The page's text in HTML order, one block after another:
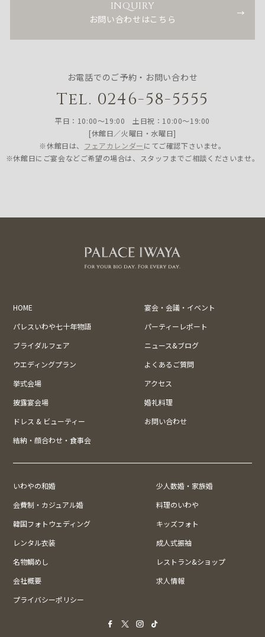
INQUIRY
お問い合わせはこちら
お電話でのご予約・お問い合わせ
Tel. 0246-58-5555
平日：10:00〜19:00 土日祝：10:00〜19:00
[休館日／火曜日・水曜日]
※休館日は、 フェアカレンダーにてご確認下さいませ。
※休館日にご宴会などご希望の場合は、スタッフまでご相談くださいませ。
HOME
宴会・会議・イベント
パレスいわや七十年物語
パーティーレポート
ブライダルフェア
ニュース&ブログ
ウエディングプラン
よくあるご質問
挙式会場
アクセス
披露宴会場
婚礼料理
ドレス & ビューティー
お問い合わせ
結納・顔合わせ・食事会
いわやの和婚
少人数婚・家族婚
会費制・カジュアル婚
料理のいわや
韓国フォトウェディング
キッズフォト
レンタル衣装
成人式振袖
名物鯛めし
レストラン&ショップ
会社概要
求人情報
プライバシーポリシー